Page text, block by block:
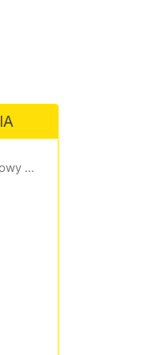
Spider-Man. Całkiem nowy dzień